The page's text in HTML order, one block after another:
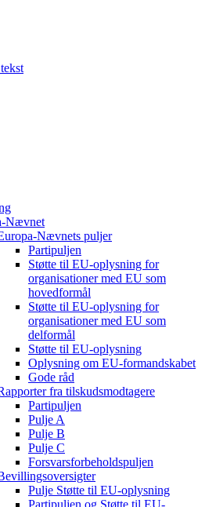
Nævnet
Nævnets puljer
Partipuljen
Støtte til EU-oplysning for
organisationer med EU som
hovedformål
Støtte til EU-oplysning for
organisationer med EU som
delformål
Støtte til EU-oplysning
Oplysning om EU-formandskabet
Gode råd
fra tilskudsmodtagere
Partipuljen
Pulje A
Pulje B
Pulje C
Forsvarsforbeholdspuljen
Pulje Støtte til EU-oplysning
Partipuljen og Støtte til EU-